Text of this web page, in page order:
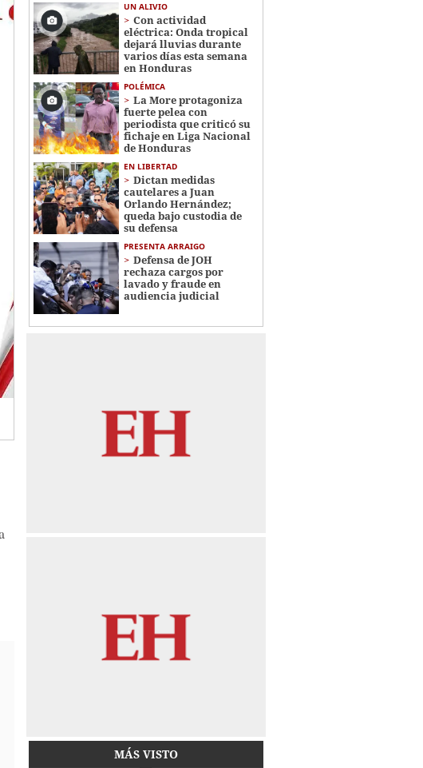
UN ALIVIO
Con actividad
eléctrica: Onda tropical
dejará lluvias durante
varios días esta semana
en Honduras
POLÉMICA
La More protagoniza
fuerte pelea con
periodista que criticó su
fichaje en Liga Nacional
de Honduras
EN LIBERTAD
Dictan medidas
cautelares a Juan
Orlando Hernández;
queda bajo custodia de
su defensa
PRESENTA ARRAIGO
Defensa de JOH
rechaza cargos por
lavado y fraude en
audiencia judicial
MÁS VISTO